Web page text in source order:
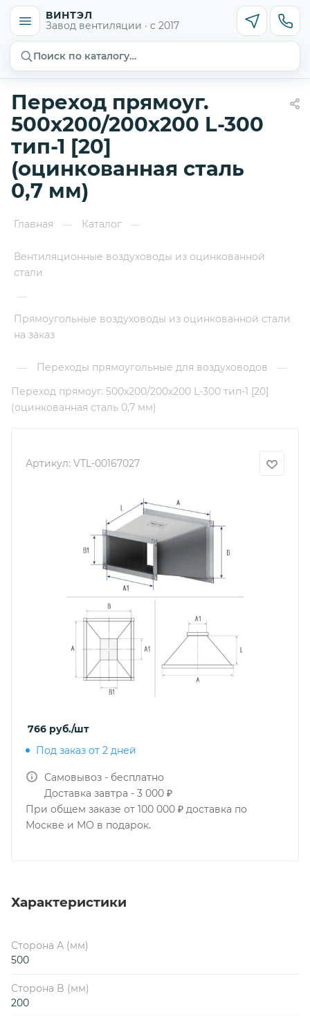
ВИНТЭЛ
Завод вентиляции · с 2017
Поиск по каталогу…
Переход прямоуг.
500х200/200х200 L-300
тип-1 [20]
(оцинкованная сталь
0,7 мм)
Главная — Каталог —
Вентиляционные воздуховоды из оцинкованной
стали
—
Прямоугольные воздуховоды из оцинкованной стали
на заказ
— Переходы прямоугольные для воздуховодов
—
Переход прямоуг. 500х200/200х200 L-300 тип-1 [20]
(оцинкованная сталь 0,7 мм)
Артикул: VTL-00167027
766 руб./шт
Под заказ от 2 дней
Самовывоз - бесплатно
Доставка завтра - 3 000 ₽
При общем заказе от 100 000 ₽ доставка по
Москве и МО в подарок.
Характеристики
Сторона А (мм)
500
Сторона B (мм)
200